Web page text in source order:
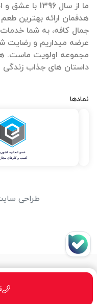
ما از سال
هدفمان ارائه بهترین
جمال کافه، به شما
عرضه میداریم و رضایت
مجموعه اولویت ماست.
داستان های جذاب
نمادها
طراحی